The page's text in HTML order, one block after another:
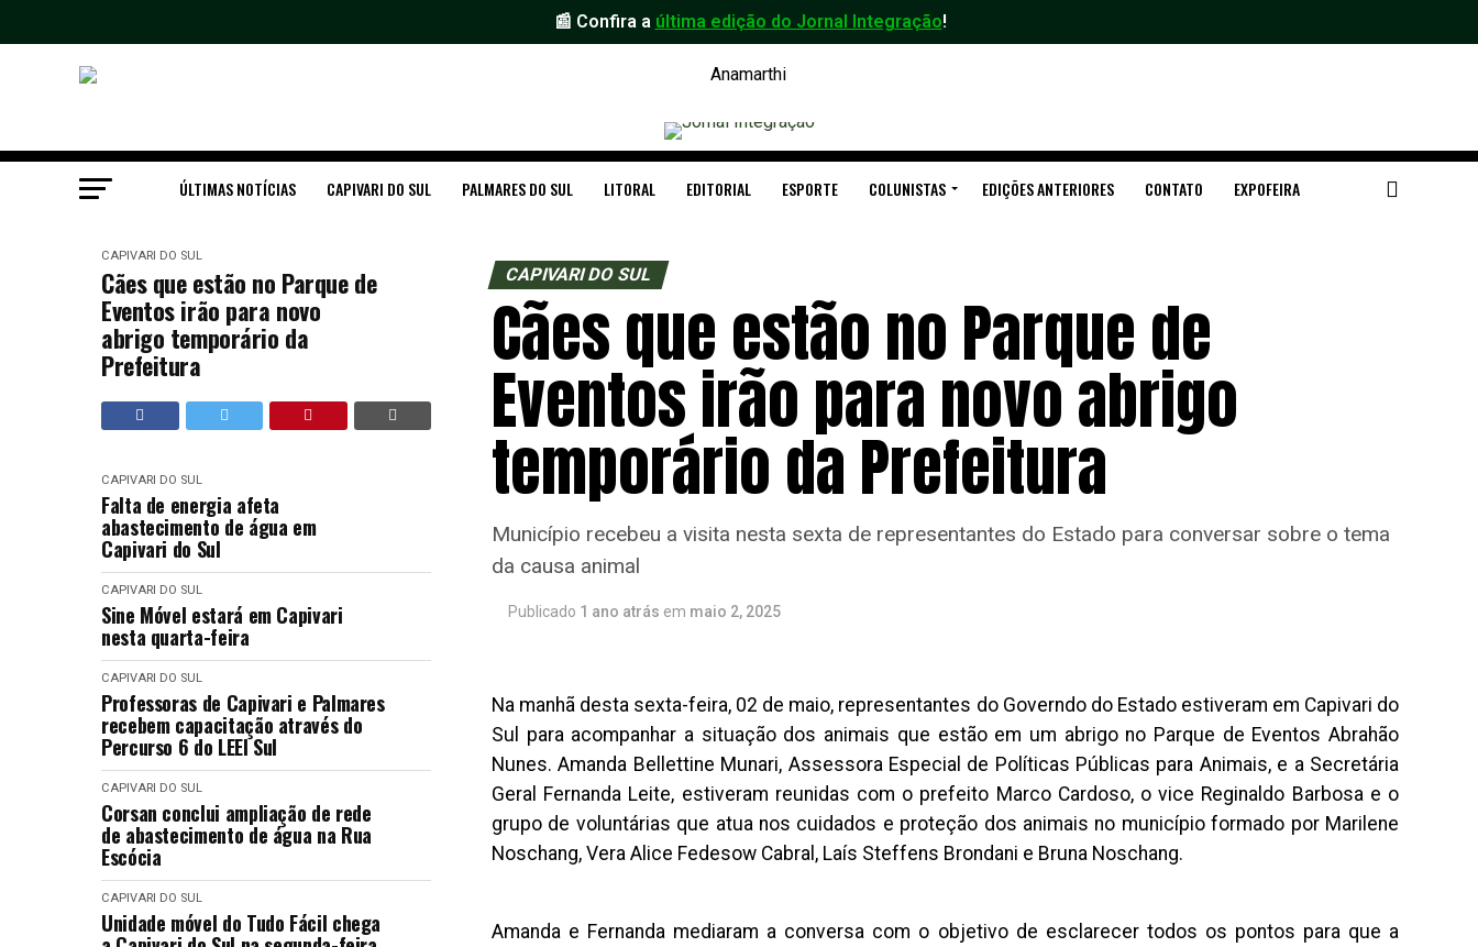
📰 Confira a última edição do Jornal Integração!
ÚLTIMAS NOTÍCIAS CAPIVARI DO SUL PALMARES DO SUL LITORAL EDITORIAL ESPORTE COLUNISTAS EDIÇÕES ANTERIORES CONTATO EXPOFEIRA
CAPIVARI DO SUL
Cães que estão no Parque de
Eventos irão para novo
abrigo temporário da
Prefeitura
CAPIVARI DO SUL
Falta de energia afeta
abastecimento de água em
Capivari do Sul
CAPIVARI DO SUL
Sine Móvel estará em Capivari
nesta quarta-feira
CAPIVARI DO SUL
Professoras de Capivari e Palmares
recebem capacitação através do
Percurso 6 do LEEI Sul
CAPIVARI DO SUL
Corsan conclui ampliação de rede
de abastecimento de água na Rua
Escócia
CAPIVARI DO SUL
Unidade móvel do Tudo Fácil chega
CAPIVARI DO SUL
Cães que estão no Parque de
Eventos irão para novo abrigo
temporário da Prefeitura
Município recebeu a visita nesta sexta de representantes do Estado para conversar sobre o tema
da causa animal
Publicado 1 ano atrás em maio 2, 2025
Na manhã desta sexta-feira, 02 de maio, representantes do Governdo do Estado estiveram em Capivari do
Sul para acompanhar a situação dos animais que estão em um abrigo no Parque de Eventos Abrahão
Nunes. Amanda Bellettine Munari, Assessora Especial de Políticas Públicas para Animais, e a Secretária
Geral Fernanda Leite, estiveram reunidas com o prefeito Marco Cardoso, o vice Reginaldo Barbosa e o
grupo de voluntárias que atua nos cuidados e proteção dos animais no município formado por Marilene
Noschang, Vera Alice Fedesow Cabral, Laís Steffens Brondani e Bruna Noschang.
Amanda e Fernanda mediaram a conversa com o objetivo de esclarecer todos os pontos para que a